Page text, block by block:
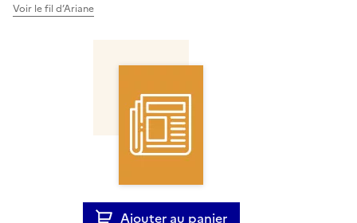
Voir le fil d’Ariane
Ajouter au panier